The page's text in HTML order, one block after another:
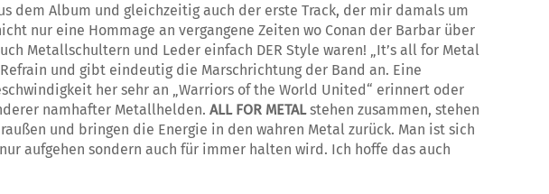
dem Album und gleichzeitig auch der erste Track, der mir damals um
nur eine Hommage an vergangene Zeiten wo Conan der Barbar über
Metallschultern und Leder einfach DER Style waren! „It’s all for Metal
und gibt eindeutig die Marschrichtung der Band an. Eine
her sehr an „Warriors of the World United“ erinnert oder
namhafter Metallhelden. ALL FOR METALstehen zusammen, stehen
und bringen die Energie in den wahren Metal zurück. Man ist sich
aufgehen sondern auch für immer halten wird. Ich hoffe das auch